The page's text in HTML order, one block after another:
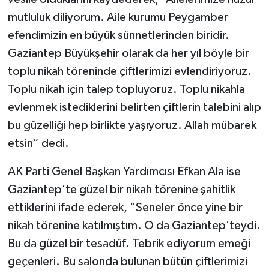
mutluluk diliyorum. Aile kurumu Peygamber
efendimizin en büyük sünnetlerinden biridir.
Gaziantep Büyükşehir olarak da her yıl böyle bir
toplu nikah töreninde çiftlerimizi evlendiriyoruz.
Toplu nikah için talep topluyoruz. Toplu nikahla
evlenmek istediklerini belirten çiftlerin talebini alıp
bu güzelliği hep birlikte yaşıyoruz. Allah mübarek
etsin” dedi.
AK Parti Genel Başkan Yardımcısı Efkan Ala ise
Gaziantep’te güzel bir nikah törenine şahitlik
ettiklerini ifade ederek, “Seneler önce yine bir
nikah törenine katılmıştım. O da Gaziantep’teydi.
Bu da güzel bir tesadüf. Tebrik ediyorum emeği
geçenleri. Bu salonda bulunan bütün çiftlerimizi